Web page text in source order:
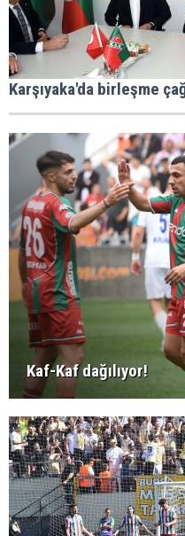
Karşıyaka'da birleşme
Kaf-Kaf dağılıyor!